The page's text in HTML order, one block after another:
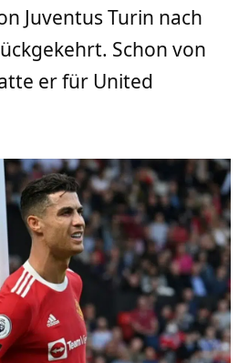
Juventus Turin nach
Schon von
er für United